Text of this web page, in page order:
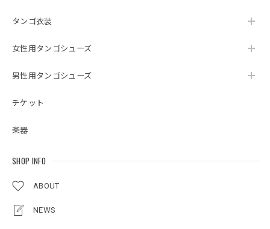
タンゴ衣装
女性用タンゴシューズ
男性用タンゴシューズ
チケット
楽器
SHOP INFO
ABOUT
NEWS